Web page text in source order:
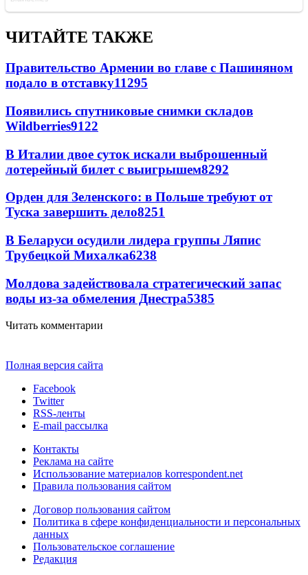
ЧИТАЙТЕ ТАКЖЕ
Правительство Армении во главе с Пашиняном
подало в отставку11295
Появились спутниковые снимки складов
Wildberries9122
В Италии двое суток искали выброшенный
лотерейный билет с выигрышем8292
Орден для Зеленского: в Польше требуют от
Туска завершить дело8251
В Беларуси осудили лидера группы Ляпис
Трубецкой Михалка6238
Молдова задействовала стратегический запас
воды из-за обмеления Днестра5385
Читать комментарии
Полная версия сайта
Facebook
Twitter
RSS-ленты
E-mail рассылка
Контакты
Реклама на сайте
Использование материалов korrespondent.net
Правила пользования сайтом
Договор пользования сайтом
Политика в сфере конфиденциальности и персональных
данных
Пользовательское соглашение
Редакция